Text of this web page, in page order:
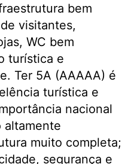
bem
visitantes,
WC bem
turística e
Ter 5A (AAAAA) é
turística e
nacional
altamente
muito completa;
segurança e